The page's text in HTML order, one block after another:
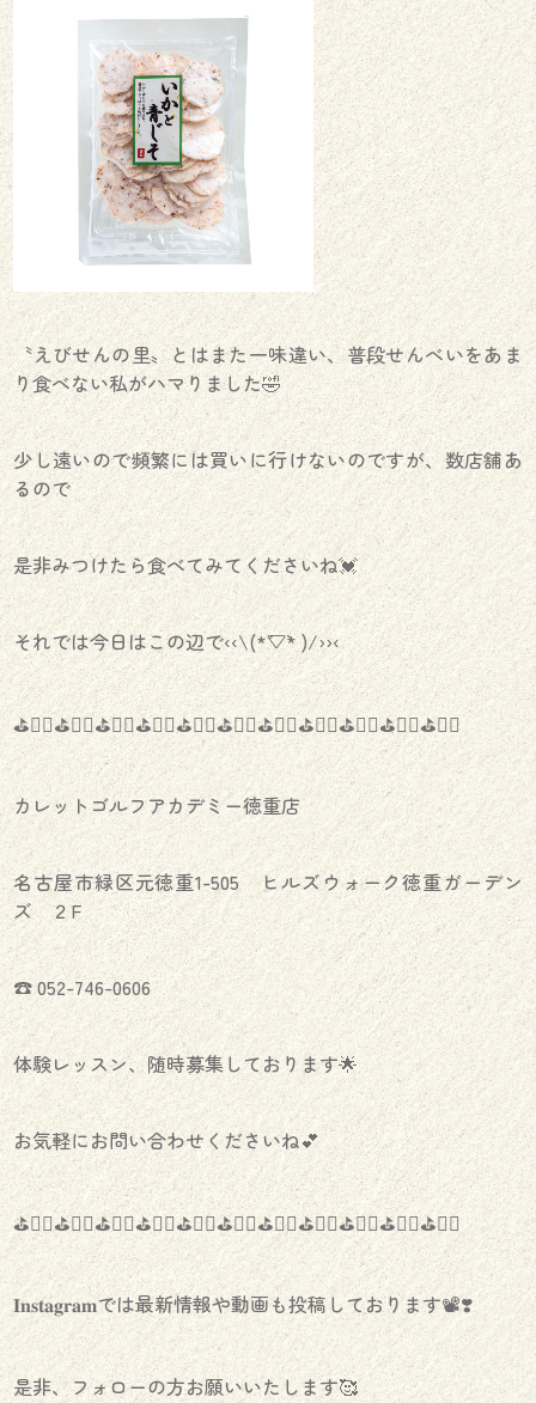
〝えびせんの里〟とはまた一味違い、普段せんべいをあま
り食べない私がハマりました🤣
少し遠いので頻繁には買いに行けないのですが、数店舗あ
るので
是非みつけたら食べてみてくださいね💓‪
それでは今日はこの辺で‹‹\(*´▽`* )/››‹
⛳️🏌️‍♀️⛳️🏌️‍♀️⛳️🏌️‍♀️⛳️🏌️‍♀️⛳️🏌️‍♀️⛳️🏌️‍♀️⛳️🏌️‍♀️⛳️🏌️‍♀️⛳️🏌️‍♀️⛳️🏌️‍♀️⛳️🏌️‍♀️
カレットゴルフアカデミー徳重店
名古屋市緑区元徳重1-505 ヒルズウォーク徳重ガーデン
ズ ２F
☎︎ 052-746-0606
体験レッスン、随時募集しております🌟
お気軽にお問い合わせくださいね💕
⛳️🏌️‍♀️⛳️🏌️‍♀️⛳️🏌️‍♀️⛳️🏌️‍♀️⛳️🏌️‍♀️⛳️🏌️‍♀️⛳️🏌️‍♀️⛳️🏌️‍♀️⛳️🏌️‍♀️⛳️🏌️‍♀️⛳️🏌️‍♀️
𝐈𝐧𝐬𝐭𝐚𝐠𝐫𝐚𝐦では最新情報や動画も投稿しております📽❣️
是非、フォローの方お願いいたします🥰